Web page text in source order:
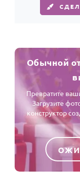
Обычной
Превратите
Загрузите
конструктор